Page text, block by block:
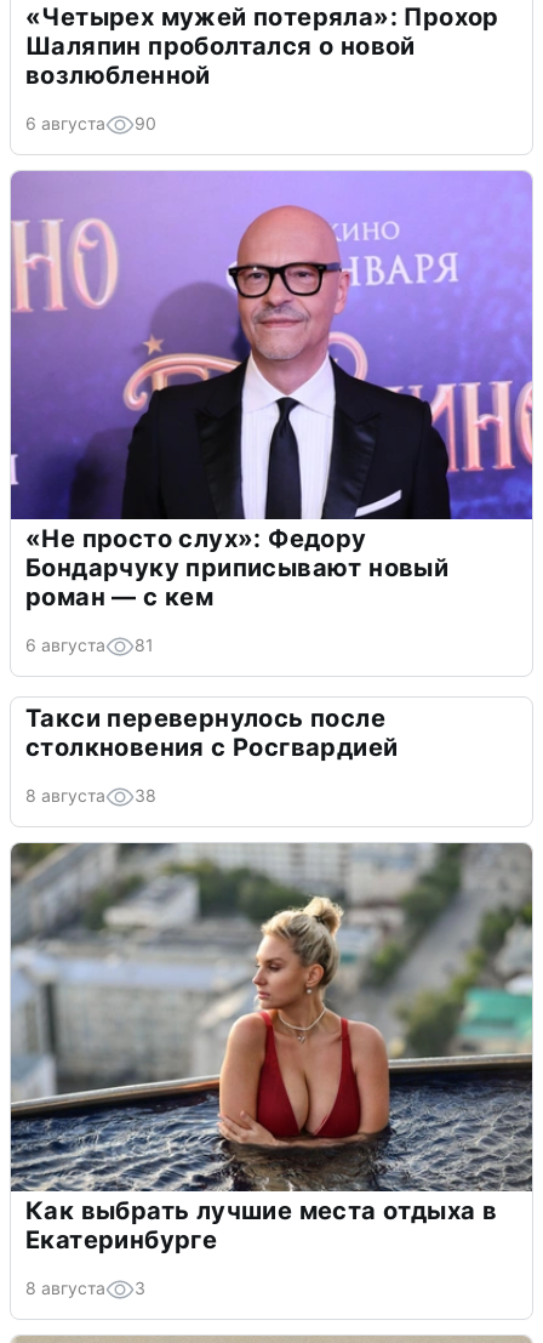
«Четырех мужей потеряла»: Прохор
Шаляпин проболтался о новой
возлюбленной
6 августа 90
«Не просто слух»: Федору
Бондарчуку приписывают новый
роман — с кем
6 августа 81
Такси перевернулось после
столкновения с Росгвардией
8 августа 38
Как выбрать лучшие места отдыха в
Екатеринбурге
8 августа 3